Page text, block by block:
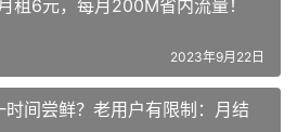
2023年9月22日
间尝鲜？老用户有限制：月结